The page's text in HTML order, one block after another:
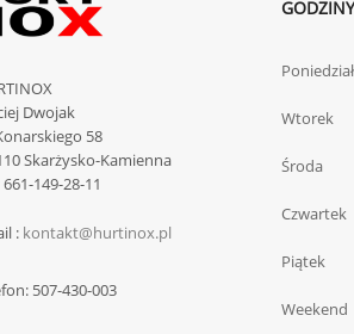
Dwojak
58
Skarżysko-Kamienna
149-28-11
: kontakt@hurtinox.pl
507-430-003
Wtorek
Środa
Czwartek
Piątek
Weekend